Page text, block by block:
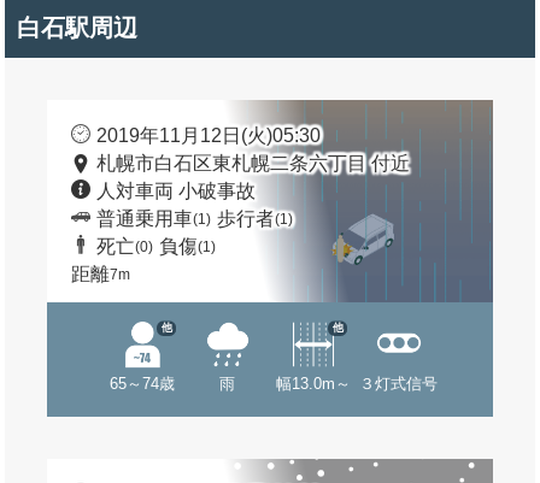
白石駅周辺
2019年11月12日(火)05:30
札幌市白石区東札幌二条六丁目 付近
人対車両 小破事故
普通乗用車(1) 歩行者(1)
死亡(0) 負傷(1)
距離7m
65～74歳
他
雨 幅13.0m～
他
３灯式信号